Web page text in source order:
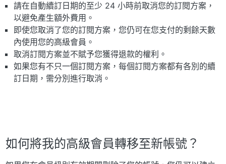
請在自動續訂日期的至少 24 小時前取消您的訂閱方案，
以避免產生額外費用。
即使您取消了您的訂閱方案，您仍可在您支付的剩餘天數
內使用您的高級會員。
取消訂閱方案並不賦予您獲得退款的權利。
如果您有不只一個訂閱方案，每個訂閱方案都有各別的續
訂日期，需分別進行取消。
如何將我的高級會員轉移至新帳號？